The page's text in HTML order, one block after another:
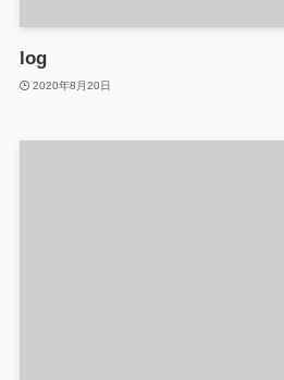
log
2020年8月20日